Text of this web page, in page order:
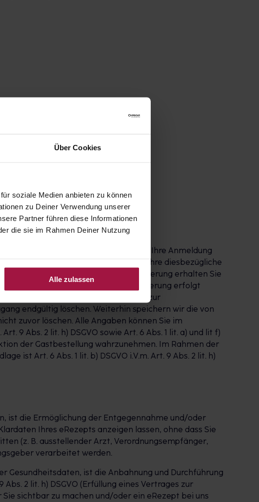
Über Cookies
soziale Medien anbieten zu können
zu Deiner Verwendung unserer
Partner führen diese Informationen
die sie im Rahmen Deiner Nutzung
Alle zulassen
erst abgeschlossen, wenn Sie zuvor Ihre Anmeldung
Link bestätigt haben. Falls Ihre diesbezügliche
gelöscht. Nach erfolgter Registrierung erhalten Sie
einsehen und verwalten. Die Registrierung erfolgt
Portal nutzen, speichern wir Ihre zur
endgültig löschen. Weiterhin speichern wir die von
zuvor löschen. Alle Angaben können Sie im
9 Abs. 2 lit. h) DSGVO sowie Art. 6 Abs. 1 lit. a) und lit f)
der Gastbestellung wahrzunehmen. Im Rahmen der
ist Art. 6 Abs. 1 lit. b) DSGVO i.V.m. Art. 9 Abs. 2 lit. h)
ist die Ermöglichung der Entgegennahme und/oder
Ihres eRezepts anzeigen lassen, ohne dass Sie
(z. B. ausstellender Arzt, Verordnungsempfänger,
verarbeitet werden.
Gesundheitsdaten, ist die Anbahnung und Durchführung
2 lit. h) DSGVO (Erfüllung eines Vertrages zur
sichtbar zu machen und/oder ein eRezept bei uns